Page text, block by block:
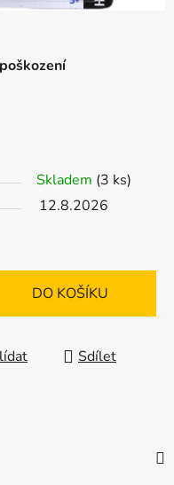
Skladem (3 ks)
12.8.2026
DO KOŠÍKU
Sdílet